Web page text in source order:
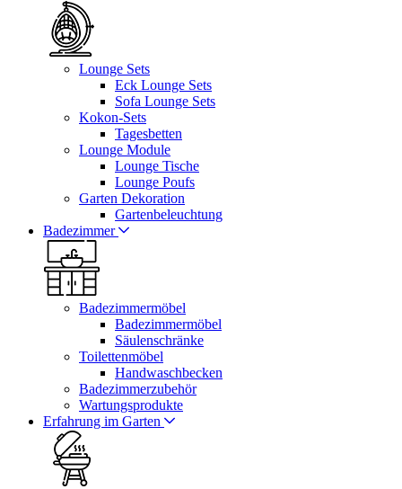
Lounge Sets
Eck Lounge Sets
Sofa Lounge Sets
Kokon-Sets
Tagesbetten
Lounge Module
Lounge Tische
Lounge Poufs
Garten Dekoration
Gartenbeleuchtung
Badezimmer
Badezimmermöbel
Badezimmermöbel
Säulenschränke
Toilettenmöbel
Handwaschbecken
Badezimmerzubehör
Wartungsprodukte
Erfahrung im Garten